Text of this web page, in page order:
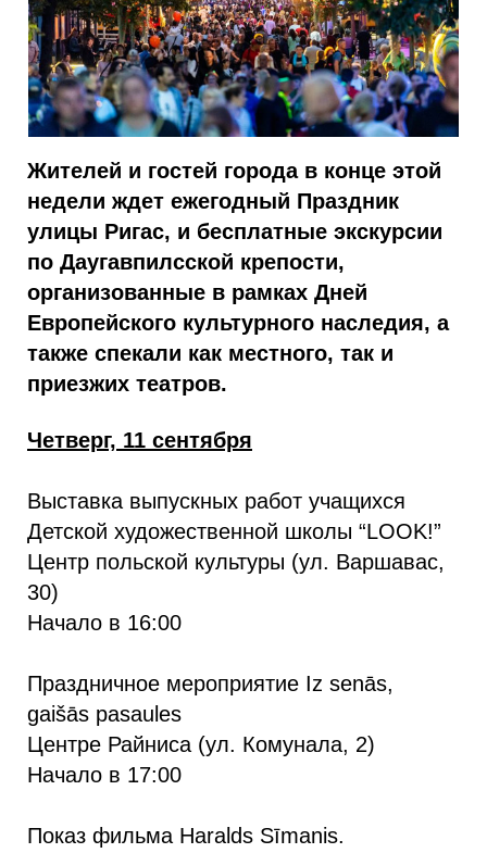
Жителей и гостей города в конце этой
недели ждет ежегодный Праздник
улицы Ригас, и бесплатные экскурсии
по Даугавпилсской крепости,
организованные в рамках Дней
Европейского культурного наследия, а
также спекали как местного, так и
приезжих театров.
Четверг, 11 сентября
Выставка выпускных работ учащихся
Детской художественной школы “LOOK!”
Центр польской культуры (ул. Варшавас,
30)
Начало в 16:00
Праздничное мероприятие Iz senās,
gaišās pasaules
Центре Райниса (ул. Комунала, 2)
Начало в 17:00
Показ фильма Haralds Sīmanis.